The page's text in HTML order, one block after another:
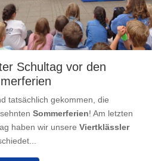
Schultag vor den
tatsächlich gekommen, die
Sommerferien! Am letzten
haben wir unsere Viertklässler